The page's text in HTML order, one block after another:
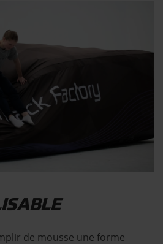
de mousse une forme